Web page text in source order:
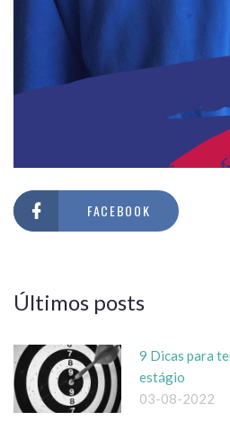
FACEBOOK
Últimos posts
9 Dicas para
estágio
03-08-2022